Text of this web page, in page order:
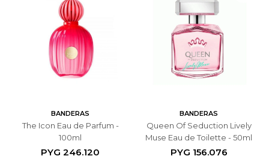
BANDERAS
The Icon Eau de Parfum -
100ml
PYG 246.120
BANDERAS
Queen Of Seduction Lively
Muse Eau de Toilette - 50ml
PYG 156.076